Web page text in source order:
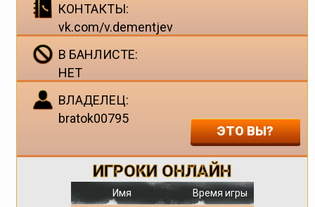
КОНТАКТЫ:
vk.com/v.dementjev
В БАНЛИСТЕ:
НЕТ
ВЛАДЕЛЕЦ:
bratok00795
ЭТО ВЫ?
ИГРОКИ ОНЛАЙН
Имя
Время игры